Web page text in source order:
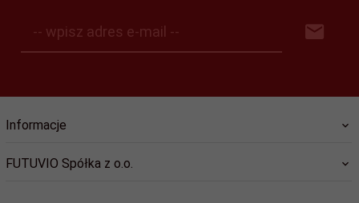
-- wpisz adres e-mail --
Informacje
FUTUVIO Spółka z o.o.